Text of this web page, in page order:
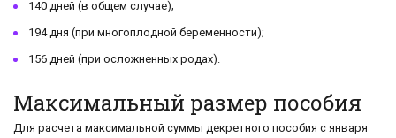
140 дней (в общем случае);
194 дня (при многоплодной беременности);
156 дней (при осложненных родах).
Максимальный размер пособия
Для расчета максимальной суммы декретного пособия с января